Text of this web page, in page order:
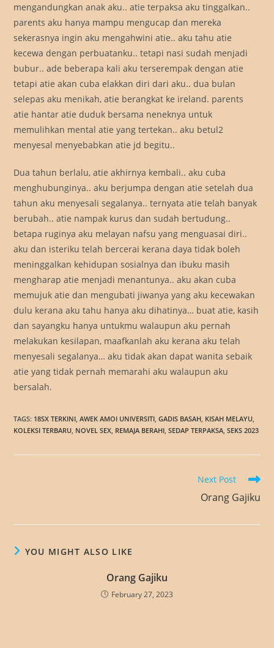
mengandungkan anak aku.. atie terpaksa aku tinggalkan..
parents aku hanya mampu mengucap dan mereka
sekerasnya ingin aku mengahwini atie.. aku tahu atie
kecewa dengan perbuatanku.. tetapi nasi sudah menjadi
bubur.. ade beberapa kali aku terserempak dengan atie
tetapi atie akan cuba elakkan diri dari aku.. dua bulan
selepas aku menikah, atie berangkat ke ireland. parents
atie hantar atie duduk bersama neneknya untuk
memulihkan mental atie yang tertekan.. aku betul2
menyesal menyebabkan atie jd begitu..
Dua tahun berlalu, atie akhirnya kembali.. aku cuba
menghubunginya.. aku berjumpa dengan atie setelah dua
tahun aku menyesali segalanya.. ternyata atie telah banyak
berubah.. atie nampak kurus dan sudah bertudung..
betapa ruginya aku melayan nafsu yang menguasai diri..
aku dan isteriku telah bercerai kerana daya tidak boleh
meninggalkan kehidupan sosialnya dan ibuku masih
mengharap atie menjadi menantunya.. aku akan cuba
memujuk atie dan mengubati jiwanya yang aku kecewakan
dulu kerana aku tahu hanya aku dihatinya… buat atie, kasih
dan sayangku hanya untukmu walaupun aku pernah
melakukan kesilapan, maafkanlah aku kerana aku telah
menyesali segalanya… aku tidak akan dapat wanita sebaik
atie yang tidak pernah memarahi aku walaupun aku
bersalah.
TAGS: 18SX TERKINI AWEK AMOI UNIVERSITI GADIS BASAH KISAH MELAYU
KOLEKSI TERBARU NOVEL SEX REMAJA BERAHI SEDAP TERPAKSA SEKS 2023
Next Post
Orang Gajiku
YOU MIGHT ALSO LIKE
Orang Gajiku
February 27, 2023